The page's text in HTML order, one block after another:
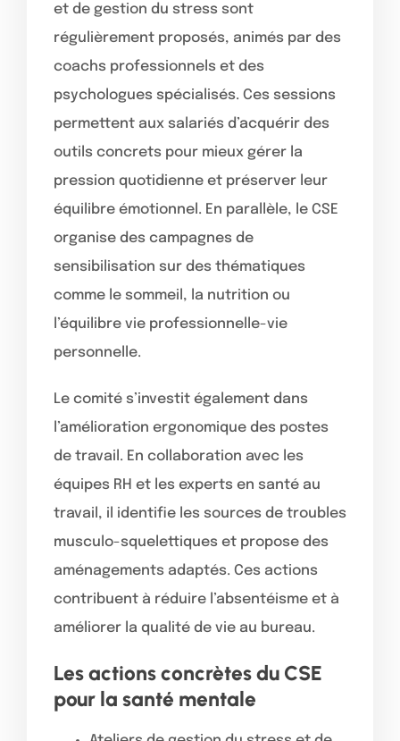
et de gestion du stress sont
régulièrement proposés, animés par des
coachs professionnels et des
psychologues spécialisés. Ces sessions
permettent aux salariés d’acquérir des
outils concrets pour mieux gérer la
pression quotidienne et préserver leur
équilibre émotionnel. En parallèle, le CSE
organise des campagnes de
sensibilisation sur des thématiques
comme le sommeil, la nutrition ou
l’équilibre vie professionnelle-vie
personnelle.
Le comité s’investit également dans
l’amélioration ergonomique des postes
de travail. En collaboration avec les
équipes RH et les experts en santé au
travail, il identifie les sources de troubles
musculo-squelettiques et propose des
aménagements adaptés. Ces actions
contribuent à réduire l’absentéisme et à
améliorer la qualité de vie au bureau.
Les actions concrètes du CSE
pour la santé mentale